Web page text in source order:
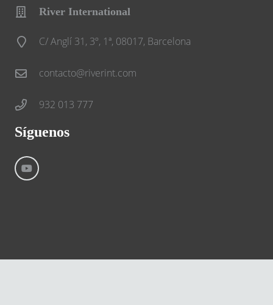
River International
C/ Anglí 31, 3º, 1ª, 08017, Barcelona
contacto@riverint.com
932 013 777
Síguenos